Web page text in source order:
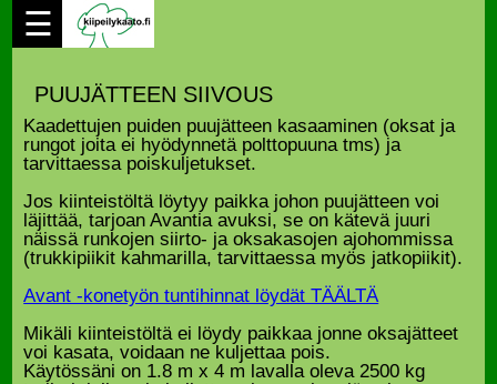
☰
PUUJÄTTEEN SIIVOUS
Kaadettujen puiden puujätteen kasaaminen (oksat ja
rungot joita ei hyödynnetä polttopuuna tms) ja
tarvittaessa poiskuljetukset.
Jos kiinteistöltä löytyy paikka johon puujätteen voi
läjittää, tarjoan Avantia avuksi, se on kätevä juuri
näissä runkojen siirto- ja oksakasojen ajohommissa
(trukkipiikit kahmarilla, tarvittaessa myös jatkopiikit).
Avant -konetyön tuntihinnat löydät TÄÄLTÄ
Mikäli kiinteistöltä ei löydy paikkaa jonne oksajätteet
voi kasata, voidaan ne kuljettaa pois.
Käytössäni on 1.8 m x 4 m lavalla oleva 2500 kg